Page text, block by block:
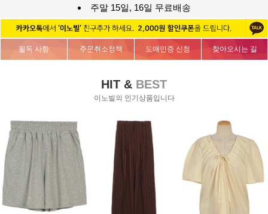
주말 15일, 16일 무료배송
필독 사항 주문취소정책 도매인증 신청 찾아오시는 길
HIT & BEST
이노빌의 인기상품입니다